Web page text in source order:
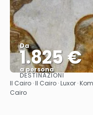
Da
1.825 €
a persona
DESTINAZIONI
Il Cairo · Il Cairo · Luxor ·
Cairo